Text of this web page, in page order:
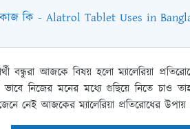
কি - Alatrol Tablet Uses in
বন্ধুরা আজকে বিষয় হলো ম্যালেরিয়া
ভাবে নিজের মনের মধ্যে গুছিয়ে নিতে
নেই আজকের ম্যালেরিয়া প্রতিরোধের উপায়